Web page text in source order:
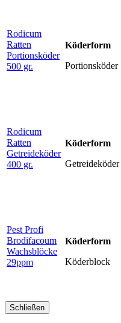
Rodicum
Ratten
Portionsköder
500 gr.
Köderform
Portionsköder
Rodicum
Ratten
Getreideköder
400 gr.
Köderform
Getreideköder
Pest Profi
Brodifacoum
Wachsblöcke
29ppm
Köderform
Köderblock
Schließen